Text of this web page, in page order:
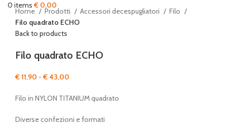
0 items € 0,00
Home Prodotti Accessori decespugliatori
Filo
Filo quadrato ECHO
Back to products
Filo quadrato ECHO
€11,90 - €43,00
prezzo:
€ 11,90
Filo in NYLON TITANIUM quadrato
Diverse confezioni e formati